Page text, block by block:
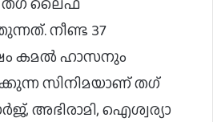
നീണ്ട 37
കമല്‍ ഹാസനും
സിനിമയാണ് തഗ്
അഭിരാമി, ഐശ്വര്യാ